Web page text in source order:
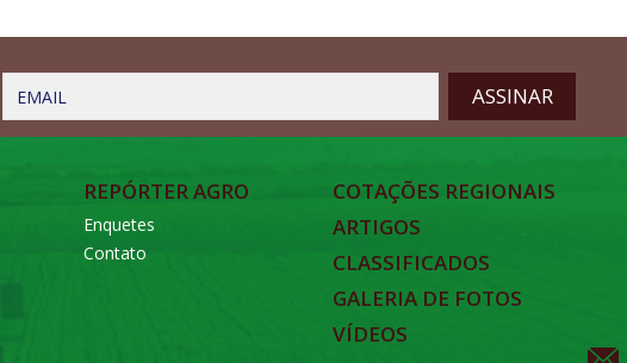
EMAIL
REPÓRTER AGRO
Enquetes
Contato
COTAÇÕES REGIONAIS
ARTIGOS
CLASSIFICADOS
GALERIA DE FOTOS
VÍDEOS